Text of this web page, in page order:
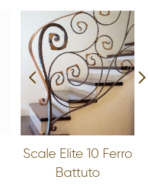
Scale Elite 10 Ferro
Battuto